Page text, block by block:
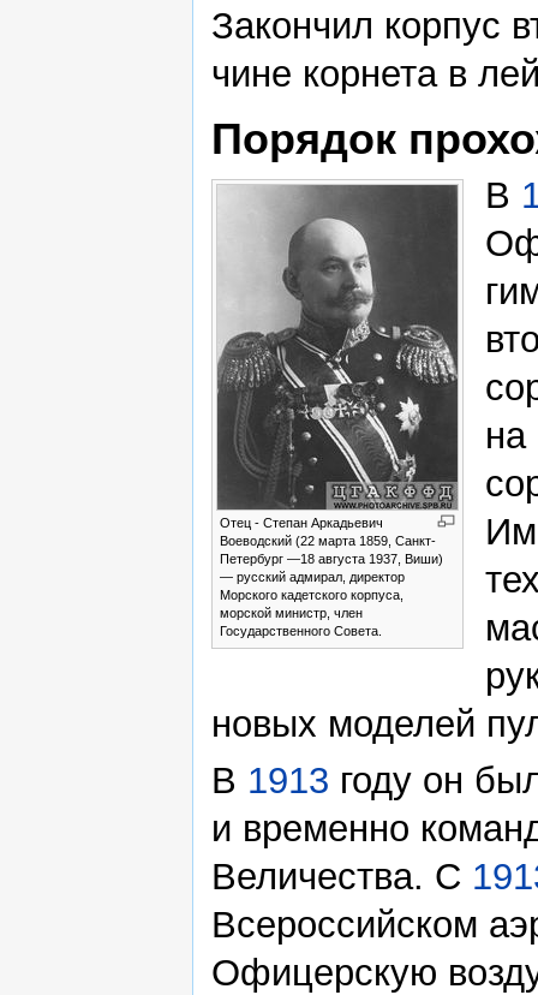
Закончил корпус
чине корнета в
Порядок
Отец - Степан Аркадьевич
Воеводский (22 марта 1859, Санкт-
Петербург —18 августа 1937, Виши)
— русский адмирал, директор
Морского кадетского корпуса,
морской министр, член
Государственного Совета.
В
на
новых моделей
В 1913 году он
и временно
Величества. С
Всероссийском
Офицерскую